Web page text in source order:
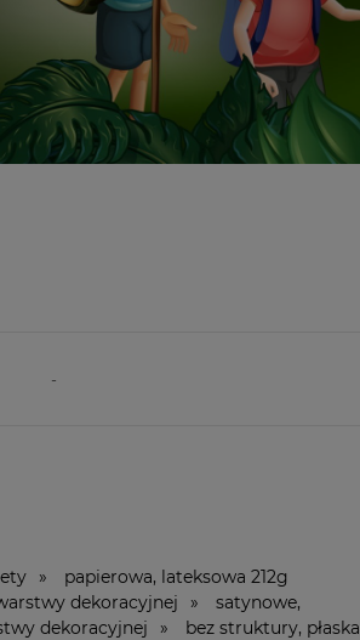
-
» papierowa, lateksowa 212g
dekoracyjnej » satynowe,
dekoracyjnej » bez struktury, płaska